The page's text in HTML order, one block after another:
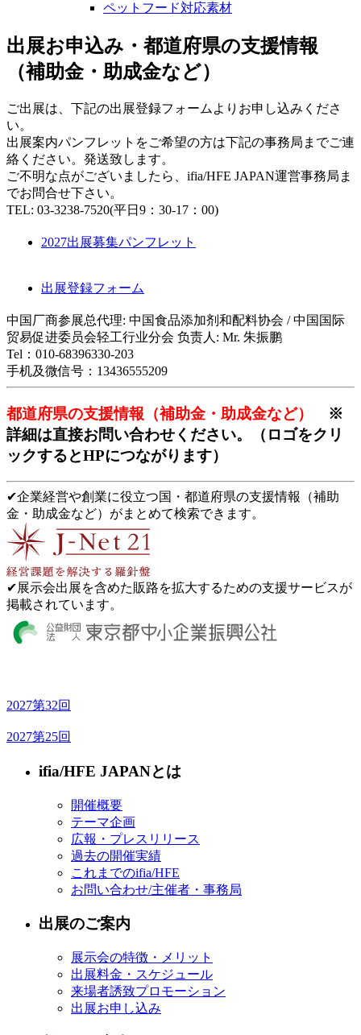
ペットフード対応素材
出展お申込み・都道府県の支援情報
（補助金・助成金など）
ご出展は、下記の出展登録フォームよりお申し込みくださ
い。
出展案内パンフレットをご希望の方は下記の事務局までご連
絡ください。発送致します。
ご不明な点がございましたら、ifia/HFE JAPAN運営事務局ま
でお問合せ下さい。
TEL: 03-3238-7520(平日9：30-17：00)
2027出展募集パンフレット
出展登録フォーム
中国厂商参展总代理: 中国食品添加剂和配料协会 / 中国国际
贸易促进委员会轻工行业分会 负责人: Mr. 朱振鹏
Tel：010-68396330-203
手机及微信号：13436555209
都道府県の支援情報（補助金・助成金など）
※
詳細は直接お問い合わせください。（ロゴをクリ
ックするとHPにつながります）
✔企業経営や創業に役立つ国・都道府県の支援情報（補助
金・助成金など）がまとめて検索できます。
✔展示会出展を含めた販路を拡大するための支援サービスが
掲載されています。
2027第32回
2027第25回
ifia/HFE JAPANとは
開催概要
テーマ企画
広報・プレスリリース
過去の開催実績
これまでのifia/HFE
お問い合わせ/主催者・事務局
出展のご案内
展示会の特徴・メリット
出展料金・スケジュール
来場者誘致プロモーション
出展お申し込み